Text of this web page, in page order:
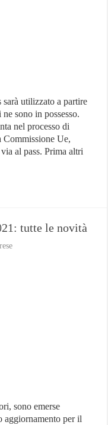
utilizzato a partire
sono in possesso.
nel processo di
Commissione Ue,
al pass. Prima altri
tutte le novità
sono emerse
aggiornamento per il